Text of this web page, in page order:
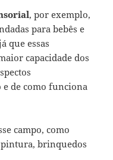
, por exemplo,
para bebês e
que essas
capacidade dos
de como funciona
campo, como
pintura, brinquedos